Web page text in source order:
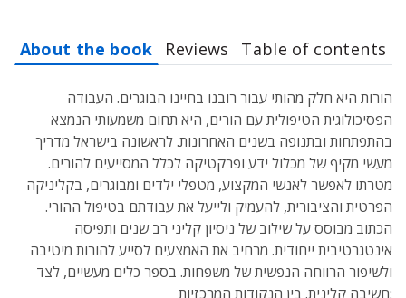
About the book Reviews Table of contents
הורות היא חלק מהותי עבור רובנו בחיינו הבוגרים. העבודה
הפסיכולוגית הטיפולית עם הורים, היא תחום משמעותי הנמצא
בהתפתחות ובתנופה בשנים האחרונות. לראשונה בישראל מדריך
מעשי מקיף של מכלול ידע ופרקטיקה לכלל המסייעים להורים.
מטרתו לאפשר לאנשי המקצוע, מטפלי ילדים ומבוגרים, בקליניקה
הפרטית והציבורית, להעמיק ולייעל את עבודתם בטיפול ההורי.
הכתוב מבוסס על שילוב של ניסיון קליני רב שנים ותפיסה
אינטגרטיבית ייחודית. מרחיב את האמצעים לסייע להורות מיטיבה
ולשיפור הרווחה הנפשית של משפחות. בספר כלים מעשיים, לצד
חשיבה קלינית. בין הנקודות המרכזיות: